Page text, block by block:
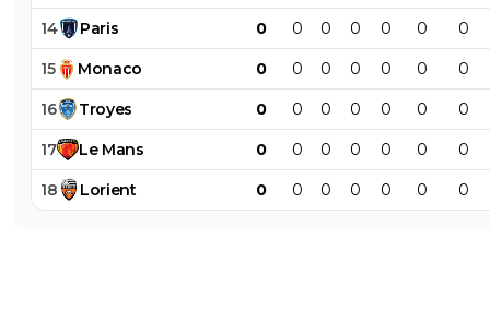
14 Paris 0 0 0 0 0 0 0
15 Monaco 0 0 0 0 0 0 0
16 Troyes 0 0 0 0 0 0 0
17 Le Mans 0 0 0 0 0 0 0
18 Lorient 0 0 0 0 0 0 0